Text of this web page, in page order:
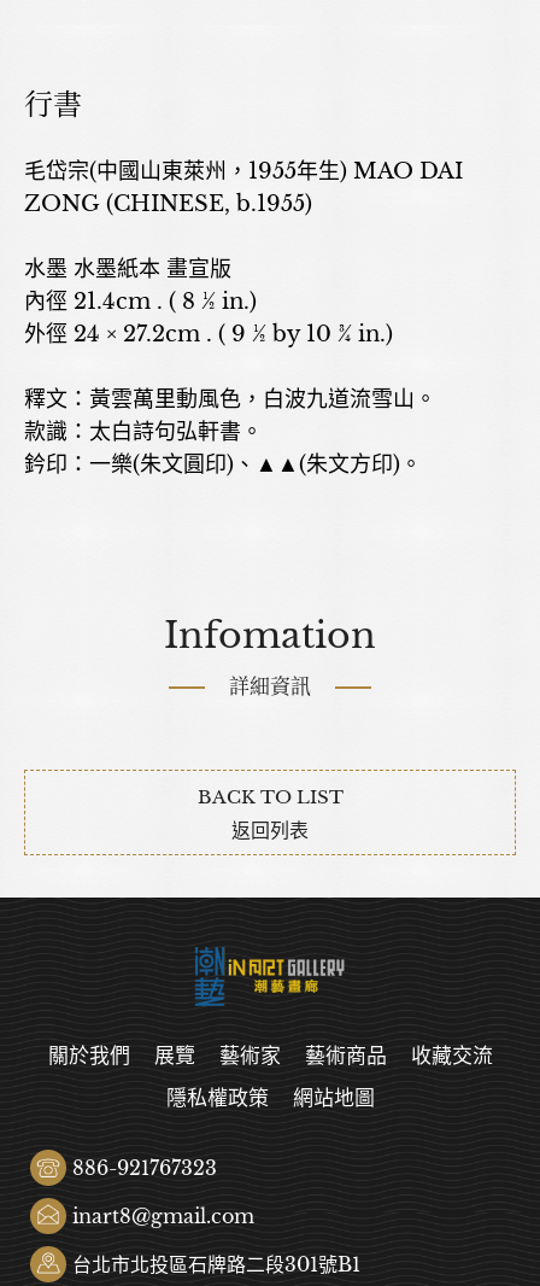
行書
毛岱宗(中國山東萊州，1955年生) MAO DAI
ZONG (CHINESE, b.1955)
水墨 水墨紙本 畫宣版
內徑 21.4cm . ( 8 ½ in.)
外徑 24 × 27.2cm . ( 9 ½ by 10 ¾ in.)
釋文：黃雲萬里動風色，白波九道流雪山。
款識：太白詩句弘軒書。
鈐印：一樂(朱文圓印)、▲▲(朱文方印)。
Infomation
詳細資訊
BACK TO LIST
返回列表
關於我們 展覽 藝術家 藝術商品
收藏交流
隱私權政策
網站地圖
886-921767323
inart8@gmail.com
台北市北投區石牌路二段301號B1